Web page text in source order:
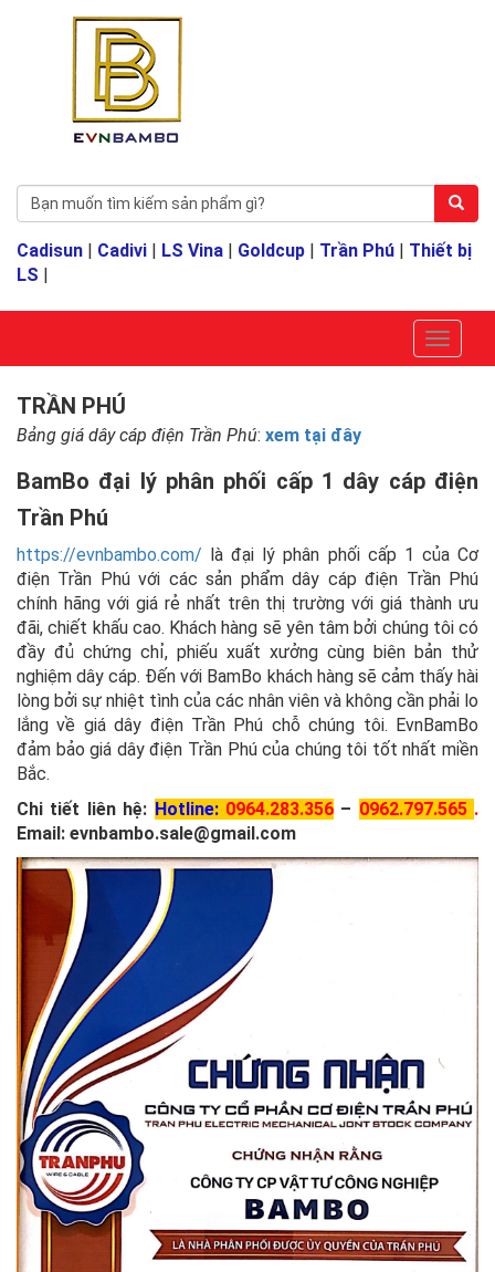
Cadisun | Cadivi | LS Vina | Goldcup | Trần Phú | Thiết bị
LS |
TRẦN PHÚ
Bảng giá dây cáp điện Trần Phú: xem tại đây
BamBo đại lý phân phối cấp 1 dây cáp điện
Trần Phú
https://evnbambo.com/ là đại lý phân phối cấp 1 của Cơ
điện Trần Phú với các sản phẩm dây cáp điện Trần Phú
chính hãng với giá rẻ nhất trên thị trường với giá thành ưu
đãi, chiết khấu cao. Khách hàng sẽ yên tâm bởi chúng tôi có
đầy đủ chứng chỉ, phiếu xuất xưởng cùng biên bản thử
nghiệm dây cáp. Đến với BamBo khách hàng sẽ cảm thấy hài
lòng bởi sự nhiệt tình của các nhân viên và không cần phải lo
lắng về giá dây điện Trần Phú chỗ chúng tôi. EvnBamBo
đảm bảo giá dây điện Trần Phú của chúng tôi tốt nhất miền
Bắc.
Chi tiết liên hệ: Hotline:0964.283.356– 0962.797.565 .
Email: evnbambo.sale@gmail.com